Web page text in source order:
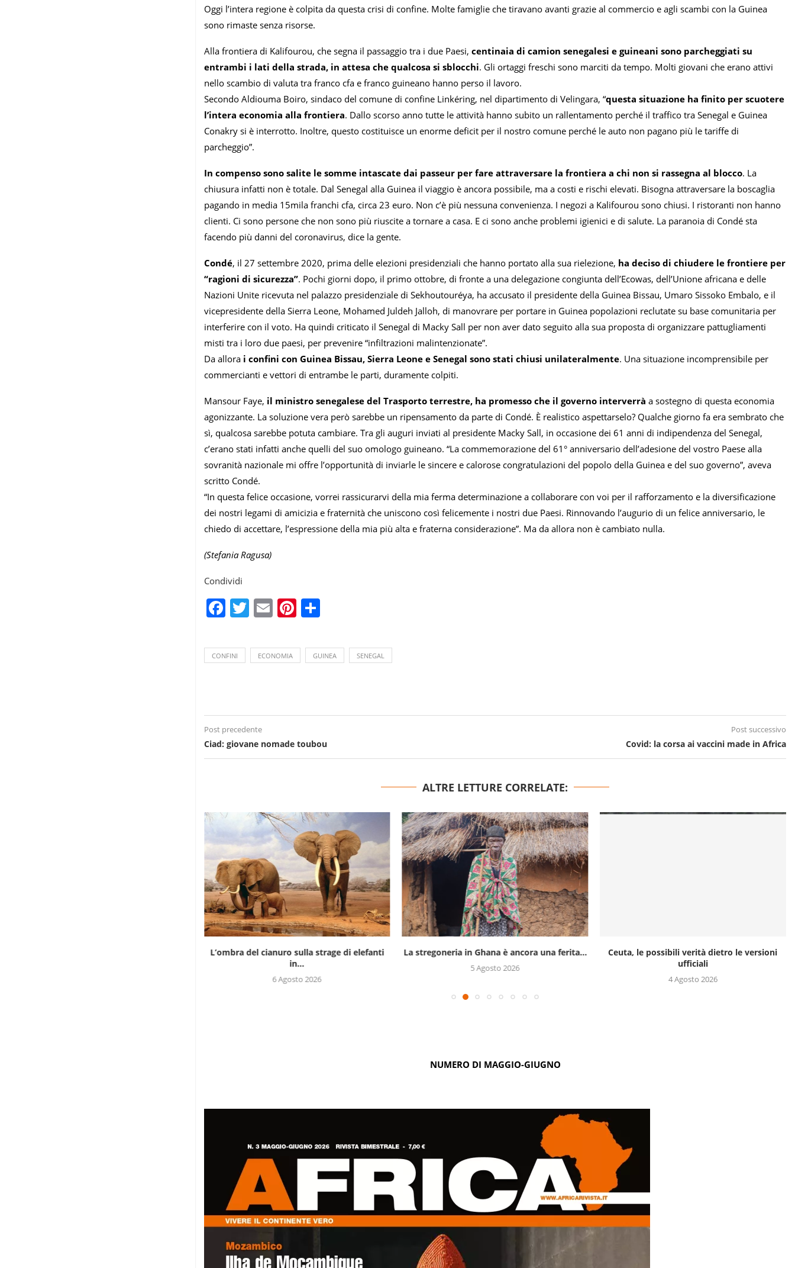
Oggi l’intera regione è colpita da questa crisi di confine. Molte famiglie che tiravano avanti grazie al commercio e agli scambi con la Guinea
sono rimaste senza risorse.
Alla frontiera di Kalifourou, che segna il passaggio tra i due Paesi, centinaia di camion senegalesi e guineani sono parcheggiati su
entrambi i lati della strada, in attesa che qualcosa si sblocchi. Gli ortaggi freschi sono marciti da tempo. Molti giovani che erano attivi
nello scambio di valuta tra franco cfa e franco guineano hanno perso il lavoro.
Secondo Aldiouma Boiro, sindaco del comune di confine Linkéring, nel dipartimento di Velingara, “questa situazione ha finito per scuotere
l’intera economia alla frontiera. Dallo scorso anno tutte le attività hanno subito un rallentamento perché il traffico tra Senegal e Guinea
Conakry si è interrotto. Inoltre, questo costituisce un enorme deficit per il nostro comune perché le auto non pagano più le tariffe di
parcheggio”.
In compenso sono salite le somme intascate dai passeur per fare attraversare la frontiera a chi non si rassegna al blocco. La
chiusura infatti non è totale. Dal Senegal alla Guinea il viaggio è ancora possibile, ma a costi e rischi elevati. Bisogna attraversare la boscaglia
pagando in media 15mila franchi cfa, circa 23 euro. Non c’è più nessuna convenienza. I negozi a Kalifourou sono chiusi. I ristoranti non hanno
clienti. Ci sono persone che non sono più riuscite a tornare a casa. E ci sono anche problemi igienici e di salute. La paranoia di Condé sta
facendo più danni del coronavirus, dice la gente.
Condé, il 27 settembre 2020, prima delle elezioni presidenziali che hanno portato alla sua rielezione, ha deciso di chiudere le frontiere per
“ragioni di sicurezza”. Pochi giorni dopo, il primo ottobre, di fronte a una delegazione congiunta dell’Ecowas, dell’Unione africana e delle
Nazioni Unite ricevuta nel palazzo presidenziale di Sekhoutouréya, ha accusato il presidente della Guinea Bissau, Umaro Sissoko Embalo, e il
vicepresidente della Sierra Leone, Mohamed Juldeh Jalloh, di manovrare per portare in Guinea popolazioni reclutate su base comunitaria per
interferire con il voto. Ha quindi criticato il Senegal di Macky Sall per non aver dato seguito alla sua proposta di organizzare pattugliamenti
misti tra i loro due paesi, per prevenire “infiltrazioni malintenzionate”.
Da allora i confini con Guinea Bissau, Sierra Leone e Senegal sono stati chiusi unilateralmente. Una situazione incomprensibile per
commercianti e vettori di entrambe le parti, duramente colpiti.
Mansour Faye, il ministro senegalese del Trasporto terrestre, ha promesso che il governo interverrà a sostegno di questa economia
agonizzante. La soluzione vera però sarebbe un ripensamento da parte di Condé. È realistico aspettarselo? Qualche giorno fa era sembrato che
sì, qualcosa sarebbe potuta cambiare. Tra gli auguri inviati al presidente Macky Sall, in occasione dei 61 anni di indipendenza del Senegal,
c’erano stati infatti anche quelli del suo omologo guineano. “La commemorazione del 61° anniversario dell’adesione del vostro Paese alla
sovranità nazionale mi offre l’opportunità di inviarle le sincere e calorose congratulazioni del popolo della Guinea e del suo governo”, aveva
scritto Condé.
“In questa felice occasione, vorrei rassicurarvi della mia ferma determinazione a collaborare con voi per il rafforzamento e la diversificazione
dei nostri legami di amicizia e fraternità che uniscono così felicemente i nostri due Paesi. Rinnovando l’augurio di un felice anniversario, le
chiedo di accettare, l’espressione della mia più alta e fraterna considerazione”. Ma da allora non è cambiato nulla.
(Stefania Ragusa)
Condividi
Facebook
Twitter
EmailPinterest
CONFINI ECONOMIA GUINEA SENEGAL
Post precedente
Ciad: giovane nomade toubou
Post successivo
Covid: la corsa ai vaccini made in Africa
ALTRE LETTURE CORRELATE:
L’ombra del cianuro sulla strage di elefanti
in...
6 Agosto 2026
La stregoneria in Ghana è ancora una ferita...
5 Agosto 2026
Ceuta, le possibili verità dietro le versioni
ufficiali
4 Agosto 2026
NUMERO DI MAGGIO-GIUGNO